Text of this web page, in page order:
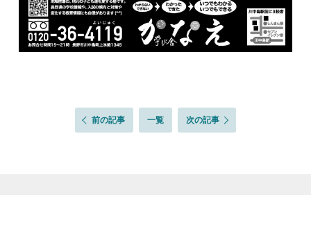
前の記事 一覧 次の記事